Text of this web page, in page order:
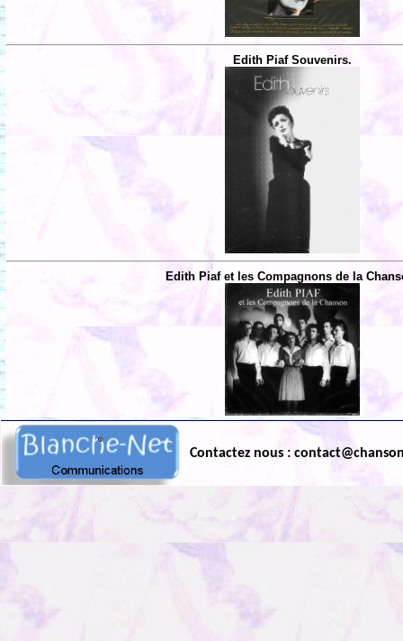
Edith Piaf Souvenirs.
Edith Piaf et les Compagnons de la
Contactez nous :